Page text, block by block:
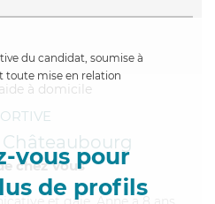
du candidat, soumise à
toute mise en relation
vous pour
de profils
Châteaubourg
chez Vous